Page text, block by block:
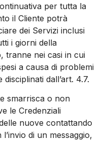
per tutta la
il Cliente potrà
dei Servizi inclusi
i giorni della
tranne nei casi in cui
a causa di problemi
dall’art. 4.7.
smarrisca o non
le Credenziali
nuove contattando
di un messaggio,